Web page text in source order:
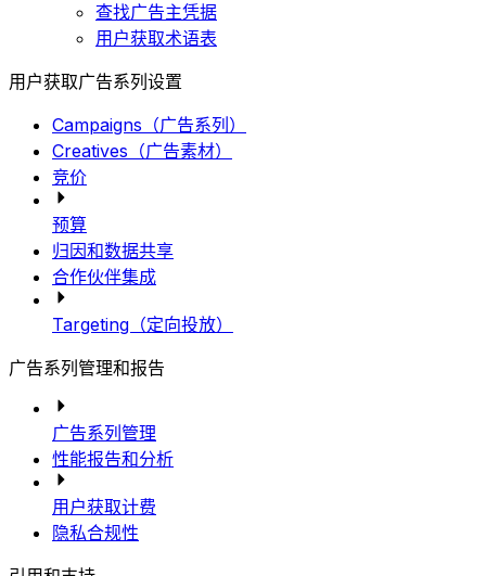
查找广告主凭据
用户获取术语表
用户获取广告系列设置
Campaigns（广告系列）
Creatives（广告素材）
竞价
预算
归因和数据共享
合作伙伴集成
Targeting（定向投放）
广告系列管理和报告
广告系列管理
性能报告和分析
用户获取计费
隐私合规性